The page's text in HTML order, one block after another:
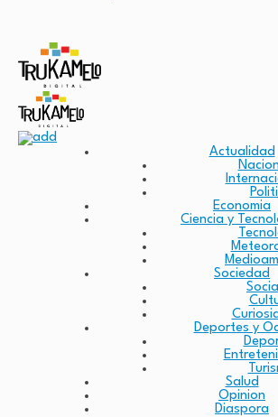
Actualidad
Economia
Ciencia y
Sociedad
Deportes y
Salud
Opinion
Diaspora